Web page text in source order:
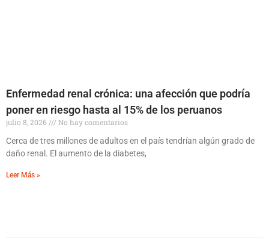
Enfermedad renal crónica: una afección que podría
poner en riesgo hasta al 15% de los peruanos
julio 8, 2026
No hay comentarios
Cerca de tres millones de adultos en el país tendrían algún grado de
daño renal. El aumento de la diabetes,
Leer Más »